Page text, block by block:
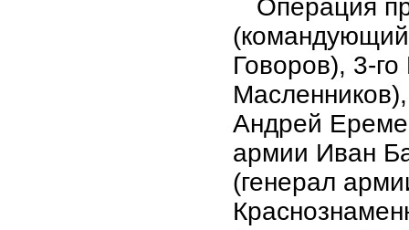
Операция
Говоров), 3-
Андрей
армии Иван
(генерал